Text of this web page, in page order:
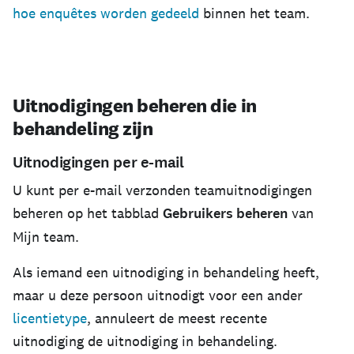
hoe enquêtes worden gedeeld binnen het team.
Uitnodigingen beheren die in
behandeling zijn
Uitnodigingen per e-mail
U kunt per e-mail verzonden teamuitnodigingen
beheren op het tabblad Gebruikers beheren van
Mijn team.
Als iemand een uitnodiging in behandeling heeft,
maar u deze persoon uitnodigt voor een ander
licentietype, annuleert de meest recente
uitnodiging de uitnodiging in behandeling.